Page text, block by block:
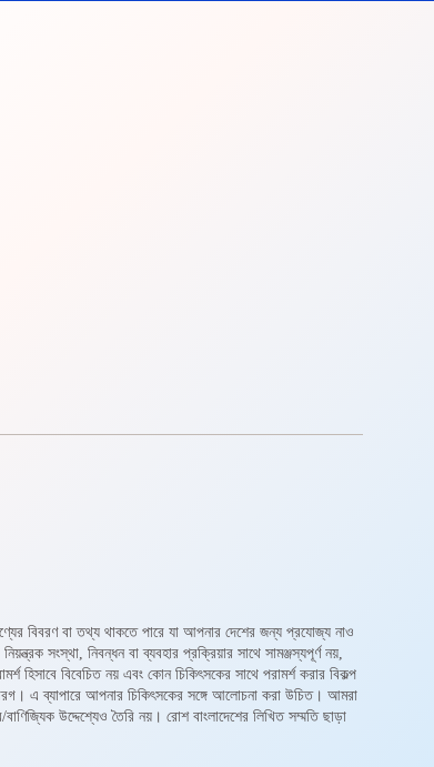
বিবরণ বা তথ্য থাকতে পারে যা আপনার দেশের জন্য প্রযোজ্য নাও
সংস্থা, নিবন্ধন বা ব্যবহার প্রক্রিয়ার সাথে সামঞ্জস্যপূর্ণ নয়,
হিসাবে বিবেচিত নয় এবং কোন চিকিৎসকের সাথে পরামর্শ করার বিকল্প
এ ব্যাপারে আপনার চিকিৎসকের সঙ্গে আলোচনা করা উচিত। আমরা
উদ্দেশ্যেও তৈরি নয়। রোশ বাংলাদেশের লিখিত সম্মতি ছাড়া